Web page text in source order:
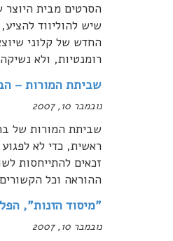
הסרטים מבית
שיש להוליווד
החדש של קלוני
רומנטיות, ולא
שביתת המורות –
נובמבר 10, 2007
שביתת המורות של
ראשית, כדי לא
זכאים להתייחסות
ההוראה וכל
"מיסוד הזנות",
נובמבר 10, 2007